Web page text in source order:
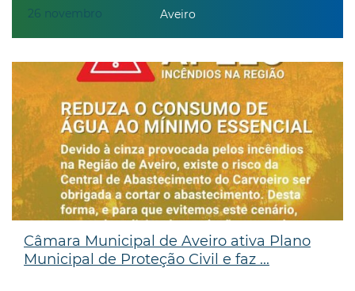
26 novembro Aveiro
Câmara Municipal de Aveiro ativa Plano
Municipal de Proteção Civil e faz ...